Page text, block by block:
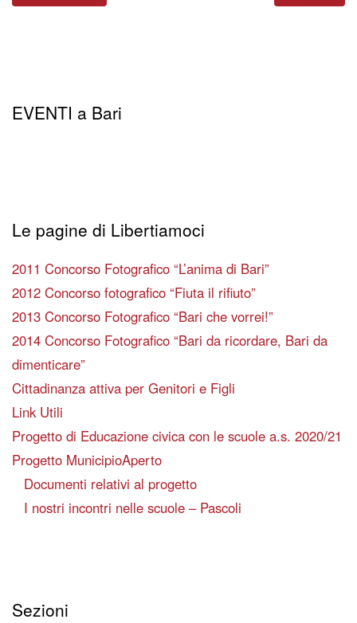
EVENTI a Bari
Le pagine di Libertiamoci
2011 Concorso Fotografico “L’anima di Bari”
2012 Concorso fotografico “Fiuta il rifiuto”
2013 Concorso Fotografico “Bari che vorrei!”
2014 Concorso Fotografico “Bari da ricordare, Bari da
dimenticare”
Cittadinanza attiva per Genitori e Figli
Link Utili
Progetto di Educazione civica con le scuole a.s. 2020/21
Progetto MunicipioAperto
Documenti relativi al progetto
I nostri incontri nelle scuole – Pascoli
Sezioni